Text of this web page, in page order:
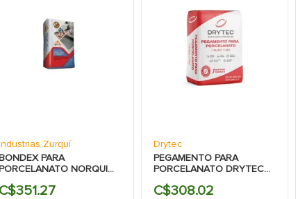
Zurquí
PARA
NORQUI
C$351.27
Drytec
PEGAMENTO PARA
PORCELANATO DRYTEC
C$308.02